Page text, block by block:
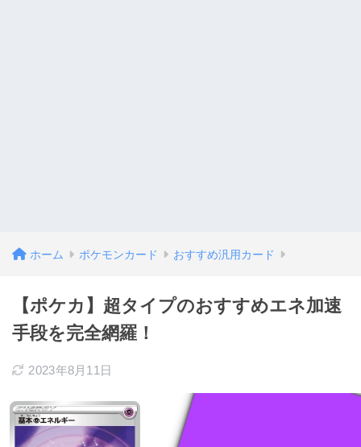
ホーム ポケモンカード おすすめ汎用カード
【ポケカ】超タイプのおすすめエネ加速
手段を完全網羅！
2023年8月11日